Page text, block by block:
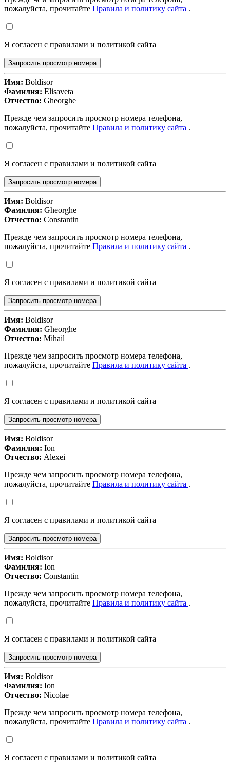
пожалуйста, прочитайте Правила и политику сайта .
Я согласен с правилами и политикой сайта
Запросить просмотр номера
Имя: Boldisor
Фамилия: Elisaveta
Отчество: Gheorghe
Прежде чем запросить просмотр номера телефона,
пожалуйста, прочитайте Правила и политику сайта .
Я согласен с правилами и политикой сайта
Запросить просмотр номера
Имя: Boldisor
Фамилия: Gheorghe
Отчество: Constantin
Прежде чем запросить просмотр номера телефона,
пожалуйста, прочитайте Правила и политику сайта .
Я согласен с правилами и политикой сайта
Запросить просмотр номера
Имя: Boldisor
Фамилия: Gheorghe
Отчество: Mihail
Прежде чем запросить просмотр номера телефона,
пожалуйста, прочитайте Правила и политику сайта .
Я согласен с правилами и политикой сайта
Запросить просмотр номера
Имя: Boldisor
Фамилия: Ion
Отчество: Alexei
Прежде чем запросить просмотр номера телефона,
пожалуйста, прочитайте Правила и политику сайта .
Я согласен с правилами и политикой сайта
Запросить просмотр номера
Имя: Boldisor
Фамилия: Ion
Отчество: Constantin
Прежде чем запросить просмотр номера телефона,
пожалуйста, прочитайте Правила и политику сайта .
Я согласен с правилами и политикой сайта
Запросить просмотр номера
Имя: Boldisor
Фамилия: Ion
Отчество: Nicolae
Прежде чем запросить просмотр номера телефона,
пожалуйста, прочитайте Правила и политику сайта .
Я согласен с правилами и политикой сайта